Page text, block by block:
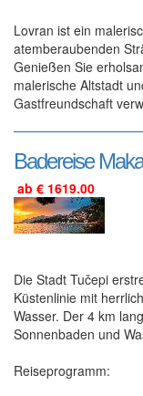
Lovran ist ein
atemberaubenden
Genießen Sie
malerische Altstadt
Gastfreundschaft
Badereise
ab € 1619.00
Die Stadt Tučepi
Küstenlinie mit
Wasser. Der 4 km
Sonnenbaden und
Reiseprogramm: